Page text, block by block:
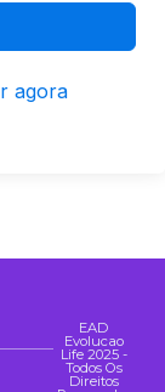
agora
EAD
Evolucao
Life 2025 -
Todos Os
Direitos